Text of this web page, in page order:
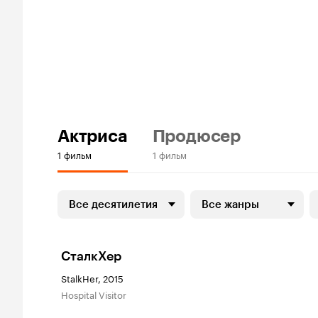
Актриса
1 фильм
Продюсер
1 фильм
Все десятилетия Все жанры
СталкХер
StalkHer, 2015
Hospital Visitor